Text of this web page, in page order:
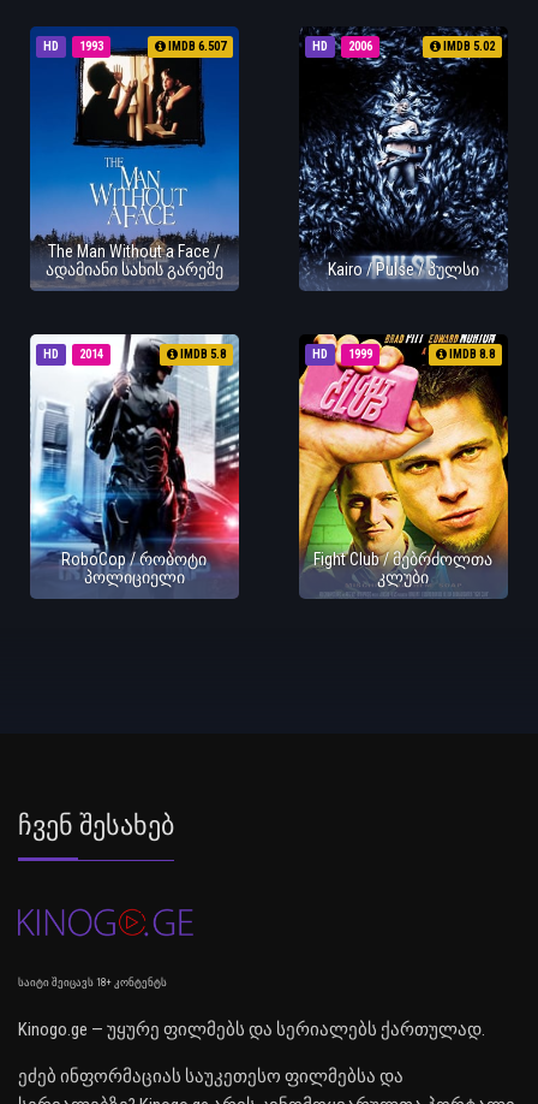
HD 1993 IMDB 6.507
The Man Without a Face /
ადამიანი სახის გარეშე
HD 2006 IMDB 5.02
Kairo / Pulse / პულსი
HD 2014 IMDB 5.8
RoboCop / რობოტი
პოლიციელი
HD 1999 IMDB 8.8
Fight Club / მებრძოლთა
კლუბი
Ჩვენ Შესახებ
საიტი შეიცავს 18+ კონტენტს
Kinogo.ge — უყურე ფილმებს და სერიალებს ქართულად.
ეძებ ინფორმაციას საუკეთესო ფილმებსა და